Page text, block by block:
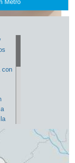
Metro
con